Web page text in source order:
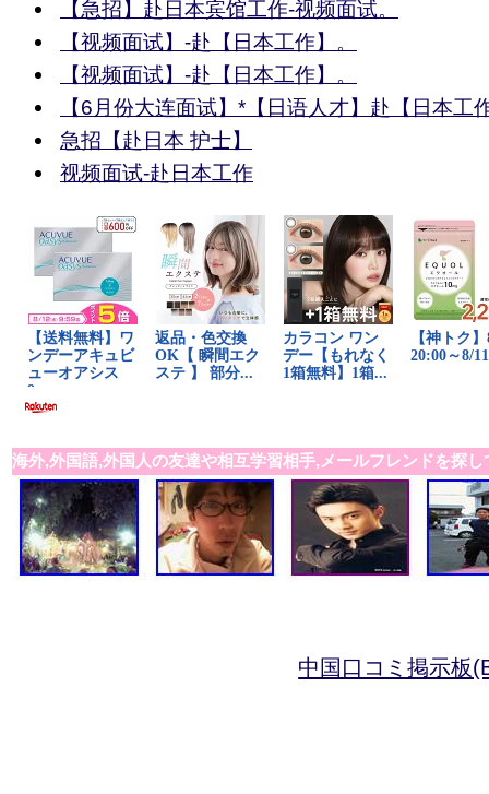
【急招】赴日本宾馆工作-视频面试。
【视频面试】-赴【日本工作】。
【视频面试】-赴【日本工作】。
【6月份大连面试】*【日语人才】赴【日本工
急招【赴日本 护士】
视频面试-赴日本工作
海外,外国語,外国人の友達や相互学習相手,メールフレンドを探し
中国口コミ掲示板